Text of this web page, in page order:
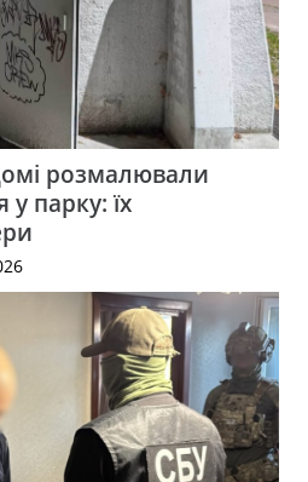
розмалювали
парку: їх